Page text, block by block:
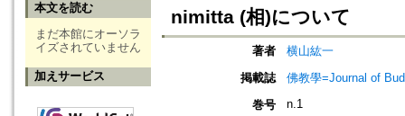
本文を読む
まだ本館にオーソラ
イズされていません
加えサービス
nimitta (相)について
著者
横山紘一
掲載誌
佛教學=Journal of
巻号
n.1